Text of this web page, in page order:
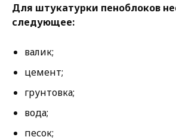
Для штукатурки пеноблоков
следующее:
валик;
цемент;
грунтовка;
вода;
песок;